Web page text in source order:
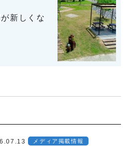
新しくな
メディア掲載情報